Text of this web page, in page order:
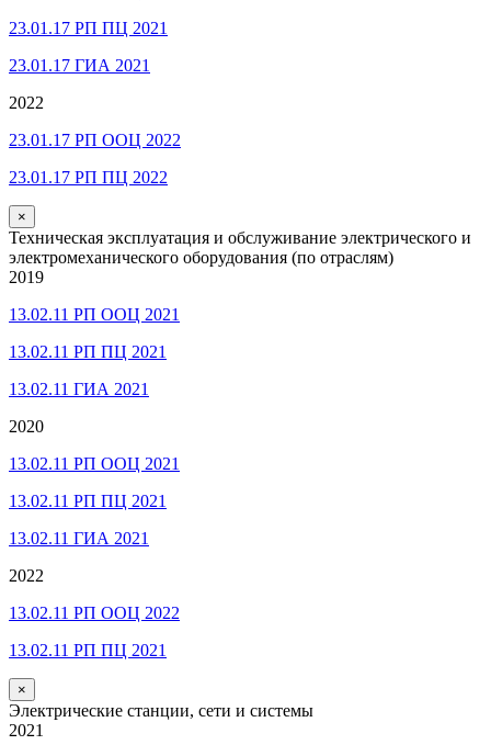
23.01.17 РП ПЦ 2021
23.01.17 ГИА 2021
2022
23.01.17 РП ООЦ 2022
23.01.17 РП ПЦ 2022
×
Техническая эксплуатация и обслуживание электрического и
электромеханического оборудования (по отраслям)
2019
13.02.11 РП ООЦ 2021
13.02.11 РП ПЦ 2021
13.02.11 ГИА 2021
2020
13.02.11 РП ООЦ 2021
13.02.11 РП ПЦ 2021
13.02.11 ГИА 2021
2022
13.02.11 РП ООЦ 2022
13.02.11 РП ПЦ 2021
×
Электрические станции, сети и системы
2021